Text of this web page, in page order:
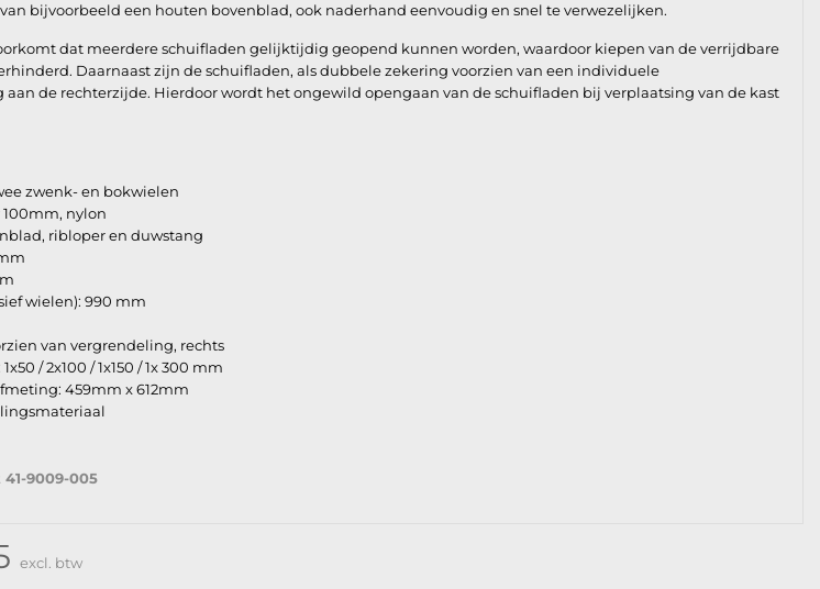
bijvoorbeeld een houten bovenblad, ook naderhand eenvoudig en snel te verwezelijken.
dat meerdere schuifladen gelijktijdig geopend kunnen worden, waardoor kiepen van de verrijdbare
Daarnaast zijn de schuifladen, als dubbele zekering voorzien van een individuele
de rechterzijde. Hierdoor wordt het ongewild opengaan van de schuifladen bij verplaatsing van de kast
zwenk- en bokwielen
nylon
ribloper en duwstang
wielen): 990 mm
van vergrendeling, rechts
/ 2x100 / 1x150 / 1x 300 mm
459mm x 612mm
9009-005
excl. btw